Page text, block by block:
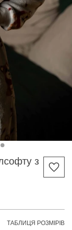
з
ТАБЛИЦЯ РОЗМІРІВ